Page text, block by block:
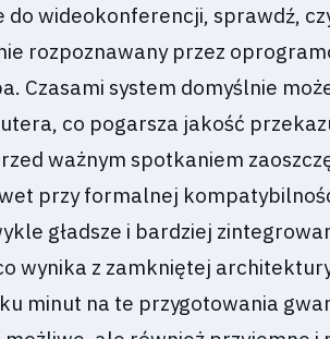
do wideokonferencji, sprawdź,
rozpoznawany przez
Czasami system domyślnie
co pogarsza jakość
ważnym spotkaniem
przy formalnej
gładsze i bardziej
wynika z zamkniętej
minut na te przygotowania